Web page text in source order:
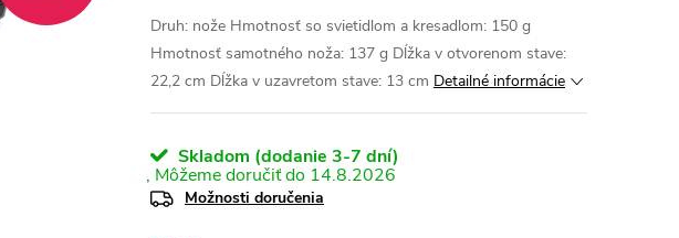
Druh: nože Hmotnosť so svietidlom a kresadlom: 150 g
Hmotnosť samotného noža: 137 g Dĺžka v otvorenom stave:
22,2 cm Dĺžka v uzavretom stave: 13 cm Detailné informácie
Skladom (dodanie 3-7 dní)
14.8.2026
Možnosti doručenia